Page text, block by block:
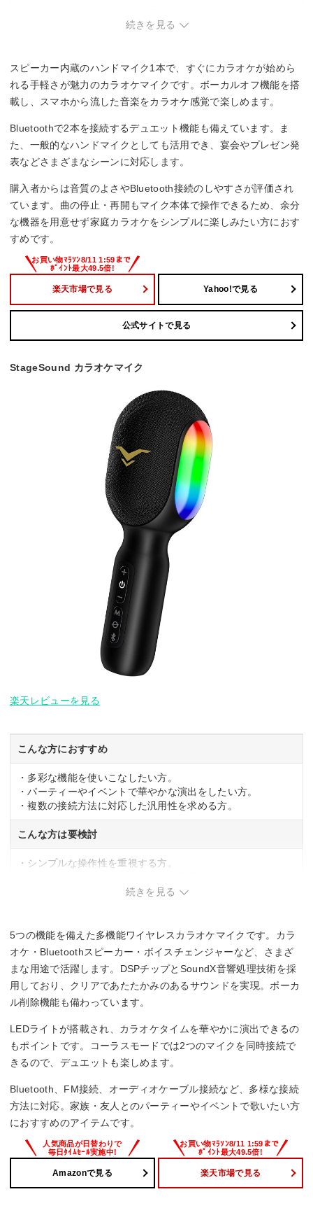
・マイクの太さが気になる方。
続きを見る
スピーカー内蔵のハンドマイク1本で、すぐにカラオケが始めら
れる手軽さが魅力のカラオケマイクです。ボーカルオフ機能を搭
載し、スマホから流した音楽をカラオケ感覚で楽しめます。
Bluetoothで2本を接続するデュエット機能も備えています。ま
た、一般的なハンドマイクとしても活用でき、宴会やプレゼン発
表などさまざまなシーンに対応します。
購入者からは音質のよさやBluetooth接続のしやすさが評価され
ています。曲の停止・再開もマイク本体で操作できるため、余分
な機器を用意せず家庭カラオケをシンプルに楽しみたい方におす
すめです。
楽天市場で見る Yahoo!で見る
公式サイトで見る
StageSound カラオケマイク
楽天レビューを見る
こんな方におすすめ
・多彩な機能を使いこなしたい方。
・パーティーやイベントで華やかな演出をしたい方。
・複数の接続方法に対応した汎用性を求める方。
こんな方は要検討
・シンプルな操作性を重視する方。
続きを見る
5つの機能を備えた多機能ワイヤレスカラオケマイクです。カラ
オケ・Bluetoothスピーカー・ボイスチェンジャーなど、さまざ
まな用途で活躍します。DSPチップとSoundX音響処理技術を採
用しており、クリアであたたかみのあるサウンドを実現。ボーカ
ル削除機能も備わっています。
LEDライトが搭載され、カラオケタイムを華やかに演出できるの
もポイントです。コーラスモードでは2つのマイクを同時接続で
きるので、デュエットも楽しめます。
Bluetooth、FM接続、オーディオケーブル接続など、多様な接続
方法に対応。家族・友人とのパーティーやイベントで歌いたい方
におすすめのアイテムです。
Amazonで見る 楽天市場で見る